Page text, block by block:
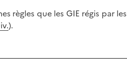
règles que les GIE régis par les
).